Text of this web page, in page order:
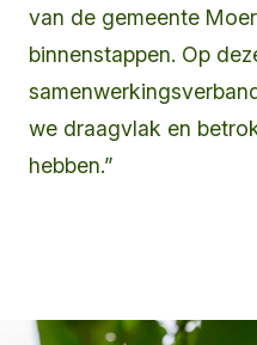
van de gemeente
binnenstappen. Op
we draagvlak en
hebben.”